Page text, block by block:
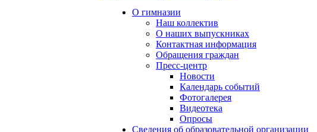
О гимназии
Наш коллектив
О наших выпускниках
Контактная информация
Обращения граждан
Пресс-центр
Новости
Календарь событий
Фотогалерея
Видеотека
Опросы
Сведения об образовательной организации